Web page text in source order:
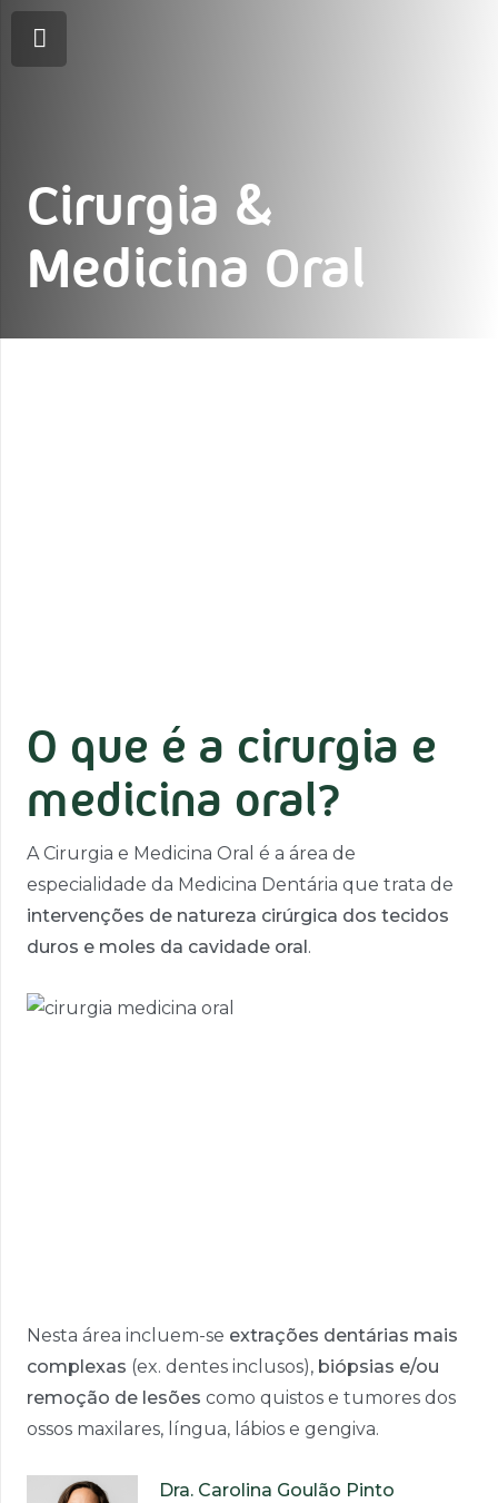
Cirurgia &
Medicina Oral
O que é a cirurgia e
medicina oral?
A Cirurgia e Medicina Oral é a área de
especialidade da Medicina Dentária que trata de
intervenções de natureza cirúrgica dos tecidos
duros e moles da cavidade oral.
Nesta área incluem-se extrações dentárias mais
complexas (ex. dentes inclusos), biópsias e/ou
remoção de lesões como quistos e tumores dos
ossos maxilares, língua, lábios e gengiva.
Dra. Carolina Goulão Pinto